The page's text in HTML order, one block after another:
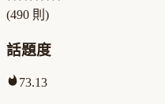
(490 則)
話題度
73.13